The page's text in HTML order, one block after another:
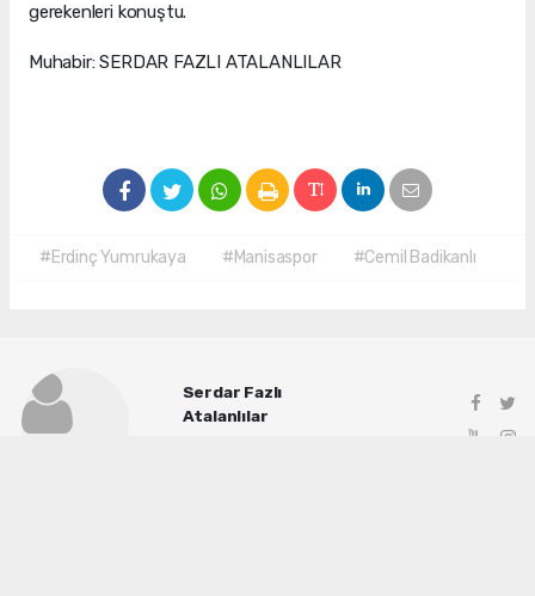
gerekenleri konuştu.
Muhabir: SERDAR FAZLI ATALANLILAR
#Erdinç Yumrukaya #Manisaspor #Cemil Badikanlı
Serdar Fazlı
Atalanlılar